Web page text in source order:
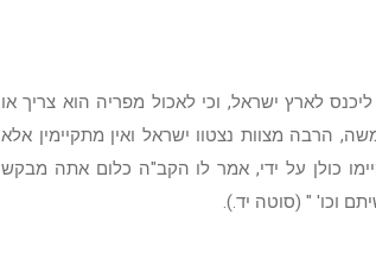
לארץ ישראל, וכי לאכול מפריה הוא צריך או
הרבה מצוות נצטוו ישראל ואין מתקיימין אלא
כולן על ידי, אמר לו הקב"ה כלום אתה מבקש
וכו' " (סוטה יד.).